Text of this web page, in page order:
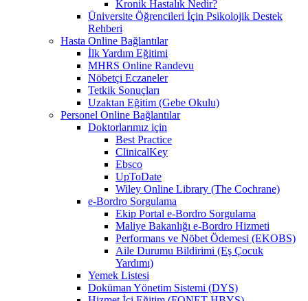
Kronik Hastalık Nedir?
Üniversite Öğrencileri İçin Psikolojik Destek
Rehberi
Hasta Online Bağlantılar
İlk Yardım Eğitimi
MHRS Online Randevu
Nöbetçi Eczaneler
Tetkik Sonuçları
Uzaktan Eğitim (Gebe Okulu)
Personel Online Bağlantılar
Doktorlarımız için
Best Practice
ClinicalKey
Ebsco
UpToDate
Wiley Online Library (The Cochrane)
e-Bordro Sorgulama
Ekip Portal e-Bordro Sorgulama
Maliye Bakanlığı e-Bordro Hizmeti
Performans ve Nöbet Ödemesi (EKOBS)
Aile Durumu Bildirimi (Eş Çocuk
Yardımı)
Yemek Listesi
Doküman Yönetim Sistemi (DYS)